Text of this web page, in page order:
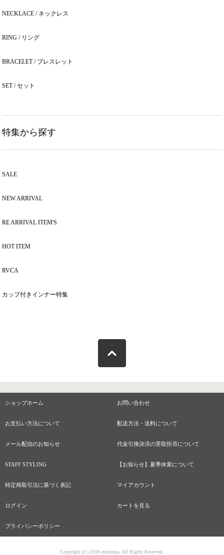
NECKLACE / ネックレス
RING / リング
BRACELET / ブレスレット
SET / セット
特集から探す
SALE
NEW ARRIVAL
RE ARRIVAL ITEM'S
HOT ITEM
RVCA
カップ付きインナー特集
ショップホーム お問い合わせ
お支払い方法について 配送方法・送料について
メール配信のお知らせ 代金引換決済の受取拒否について
STAFF STYLING 【お知らせ】夏季休業について
特定商取引法に基づく表記 マイアカウント
ログイン カートを見る
プライバシーポリシー
Copyright (C) 2018 esutoreja. All Rights Reserved.